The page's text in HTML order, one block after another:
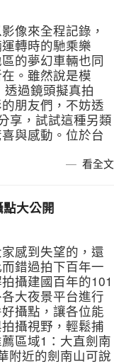
像來全程記錄，
轉時的馳乘樂
的夢幻車輛也同
。雖然說是模
過鏡頭擬真拍
朋友們，不妨透
享，試試這種另類
與感動。位於台
看全文
大公開
感到失望的，還
錯過拍下百年一
攝建國百年的101
大夜景平台進行
攝點，讓各位能
攝視野，輕鬆捕
區域1：大直劍南
附近的劍南山可說